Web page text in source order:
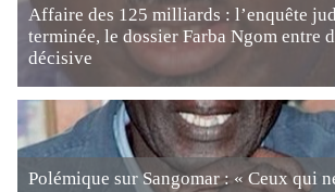
Affaire des 125 milliards : l’enquête
terminée, le dossier Farba Ngom entre
décisive
Polémique sur Sangomar : « Ceux qui